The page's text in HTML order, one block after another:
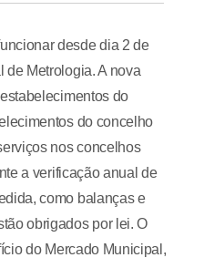
desde dia 2 de
de Metrologia. A nova
do
do concelho
nos concelhos
a verificação anual de
como balanças e
obrigados por lei. O
do Mercado Municipal,